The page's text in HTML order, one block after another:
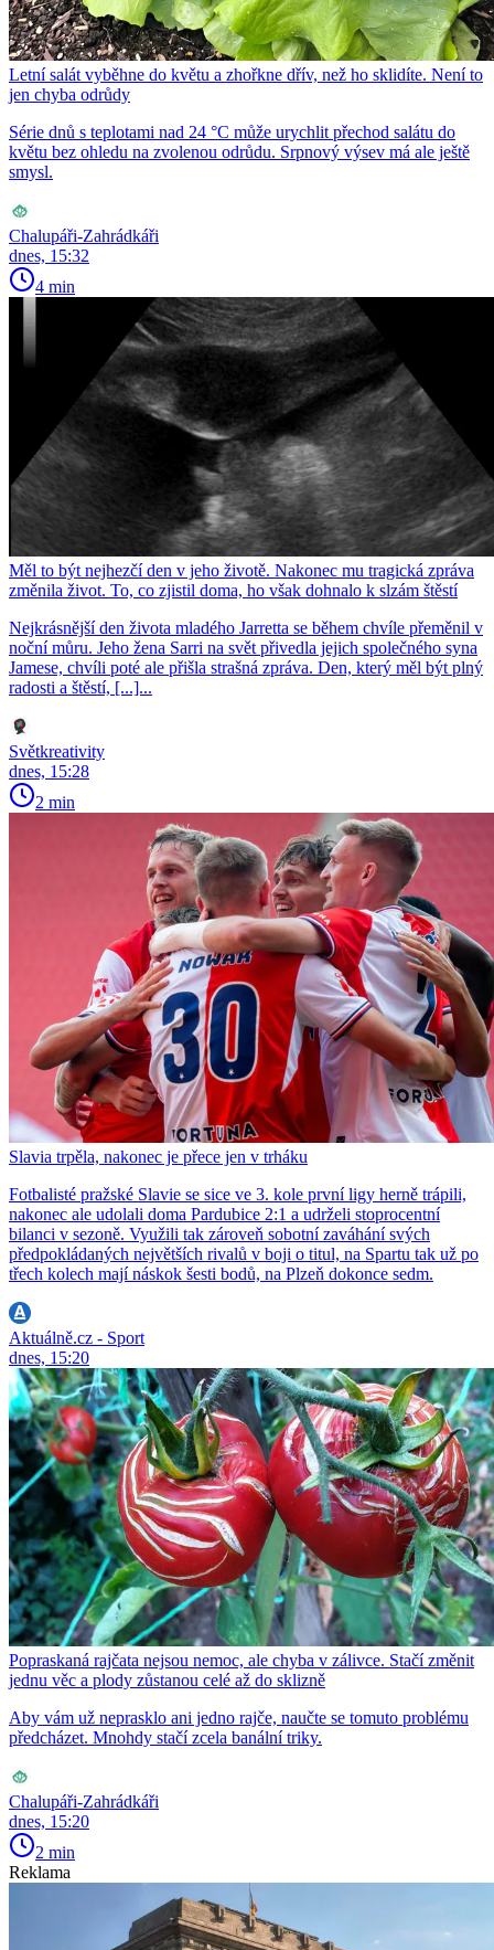
Letní salát vyběhne do květu a zhořkne dřív, než ho sklidíte. Není to
jen chyba odrůdy
Série dnů s teplotami nad 24 °C může urychlit přechod salátu do
květu bez ohledu na zvolenou odrůdu. Srpnový výsev má ale ještě
smysl.
Chalupáři-Zahrádkáři
dnes, 15:32
4 min
Měl to být nejhezčí den v jeho životě. Nakonec mu tragická zpráva
změnila život. To, co zjistil doma, ho však dohnalo k slzám štěstí
Nejkrásnější den života mladého Jarretta se během chvíle přeměnil v
noční můru. Jeho žena Sarri na svět přivedla jejich společného syna
Jamese, chvíli poté ale přišla strašná zpráva. Den, který měl být plný
radosti a štěstí, [...]...
Světkreativity
dnes, 15:28
2 min
Slavia trpěla, nakonec je přece jen v trháku
Fotbalisté pražské Slavie se sice ve 3. kole první ligy herně trápili,
nakonec ale udolali doma Pardubice 2:1 a udrželi stoprocentní
bilanci v sezoně. Využili tak zároveň sobotní zaváhání svých
předpokládaných největších rivalů v boji o titul, na Spartu tak už po
třech kolech mají náskok šesti bodů, na Plzeň dokonce sedm.
Aktuálně.cz - Sport
dnes, 15:20
Popraskaná rajčata nejsou nemoc, ale chyba v zálivce. Stačí změnit
jednu věc a plody zůstanou celé až do sklizně
Aby vám už neprasklo ani jedno rajče, naučte se tomuto problému
předcházet. Mnohdy stačí zcela banální triky.
Chalupáři-Zahrádkáři
dnes, 15:20
2 min
Reklama